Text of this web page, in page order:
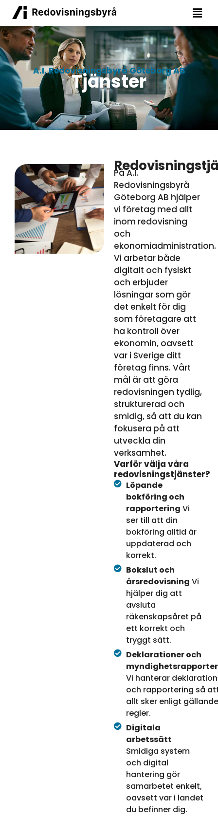
A.I. Redovisningsbyrå Göteborg AB
Tjänster
På A.I.
Redovisningsbyrå
Göteborg AB hjälper
vi företag med allt
inom redovisning
och
ekonomiadministration.
Vi arbetar både
digitalt och fysiskt
och erbjuder
lösningar som gör
det enkelt för dig
som företagare att
ha kontroll över
ekonomin, oavsett
var i Sverige ditt
företag finns. Vårt
mål är att göra
redovisningen tydlig,
strukturerad och
smidig, så att du kan
fokusera på att
utveckla din
verksamhet.
Varför välja våra
redovisningstjänster?
Löpande
bokföring och
rapportering Vi
ser till att din
bokföring alltid är
uppdaterad och
korrekt.
Bokslut och
årsredovisning Vi
hjälper dig att
avsluta
räkenskapsåret på
ett korrekt och
tryggt sätt.
Deklarationer och
Vi hanterar
och rapportering så
allt sker enligt gällande
regler.
Digitala
arbetssätt
Smidiga system
och digital
hantering gör
samarbetet enkelt,
oavsett var i landet
du befinner dig.